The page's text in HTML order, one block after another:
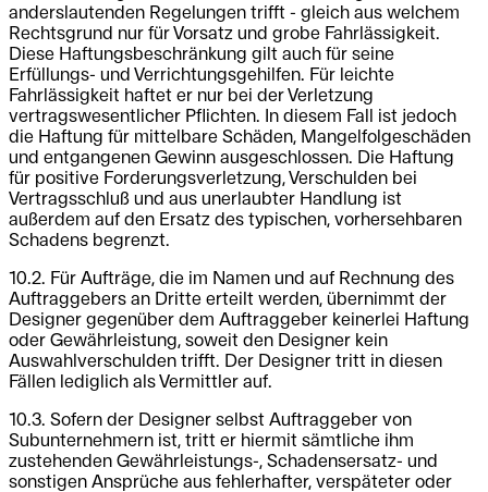
anderslautenden Regelungen trifft - gleich aus welchem
Rechtsgrund nur für Vorsatz und grobe Fahrlässigkeit.
Diese Haftungsbeschränkung gilt auch für seine
Erfüllungs- und Verrichtungsgehilfen. Für leichte
Fahrlässigkeit haftet er nur bei der Verletzung
vertragswesentlicher Pflichten. In diesem Fall ist jedoch
die Haftung für mittelbare Schäden, Mangelfolgeschäden
und entgangenen Gewinn ausgeschlossen. Die Haftung
für positive Forderungsverletzung, Verschulden bei
Vertragsschluß und aus unerlaubter Handlung ist
außerdem auf den Ersatz des typischen, vorhersehbaren
Schadens begrenzt.
10.2. Für Aufträge, die im Namen und auf Rechnung des
Auftraggebers an Dritte erteilt werden, übernimmt der
Designer gegenüber dem Auftraggeber keinerlei Haftung
oder Gewährleistung, soweit den Designer kein
Auswahlverschulden trifft. Der Designer tritt in diesen
Fällen lediglich als Vermittler auf.
10.3. Sofern der Designer selbst Auftraggeber von
Subunternehmern ist, tritt er hiermit sämtliche ihm
zustehenden Gewährleistungs-, Schadensersatz- und
sonstigen Ansprüche aus fehlerhafter, verspäteter oder